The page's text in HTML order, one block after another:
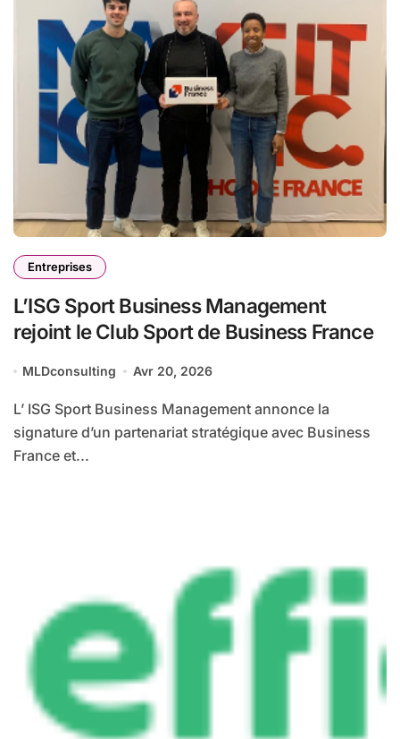
Entreprises
L’ISG Sport Business Management
rejoint le Club Sport de Business France
MLDconsulting Avr 20, 2026
L’ ISG Sport Business Management annonce la
signature d’un partenariat stratégique avec Business
France et...